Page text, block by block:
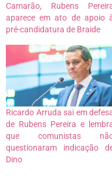
Camarão, Rubens
aparece em ato de apoio
pré-candidatura de Braide
Ricardo Arruda sai em
de Rubens Pereira e
que comunistas
questionaram indicação
Dino